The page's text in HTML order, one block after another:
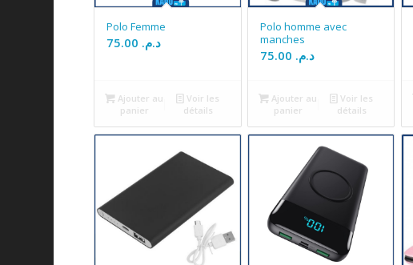
Polo Femme
د.م.
Ajouter au
panier
Voir les
détails
Polo homme avec
manches
د.م.
Ajouter au
panier
Voir les
détails